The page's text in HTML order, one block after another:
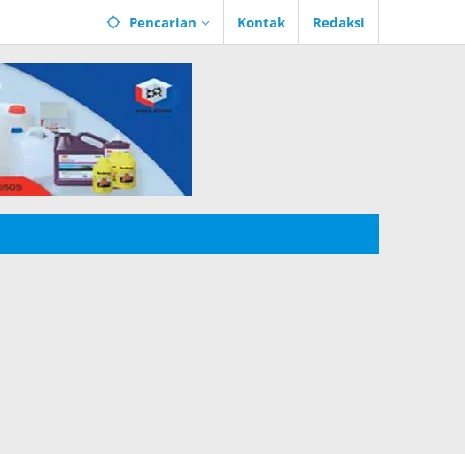
Pencarian Kontak Redaksi